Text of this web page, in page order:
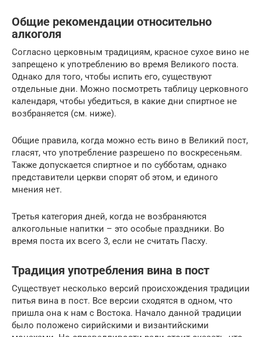
Общие рекомендации относительно
алкоголя
Согласно церковным традициям, красное сухое вино не
запрещено к употреблению во время Великого поста.
Однако для того, чтобы испить его, существуют
отдельные дни. Можно посмотреть таблицу церковного
календаря, чтобы убедиться, в какие дни спиртное не
возбраняется (см. ниже).
Общие правила, когда можно есть вино в Великий пост,
гласят, что употребление разрешено по воскресеньям.
Также допускается спиртное и по субботам, однако
представители церкви спорят об этом, и единого
мнения нет.
Третья категория дней, когда не возбраняются
алкогольные напитки – это особые праздники. Во
время поста их всего 3, если не считать Пасху.
Традиция употребления вина в пост
Существует несколько версий происхождения традиции
питья вина в пост. Все версии сходятся в одном, что
пришла она к нам с Востока. Начало данной традиции
было положено сирийскими и византийскими